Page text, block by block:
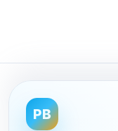
PB